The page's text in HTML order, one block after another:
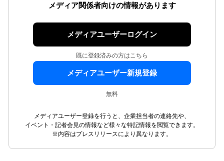
メディア関係者向けの情報があります
メディアユーザーログイン
既に登録済みの方はこちら
メディアユーザー新規登録
無料
メディアユーザー登録を行うと、企業担当者の連絡先や、
イベント・記者会見の情報など様々な特記情報を閲覧できます。
※内容はプレスリリースにより異なります。